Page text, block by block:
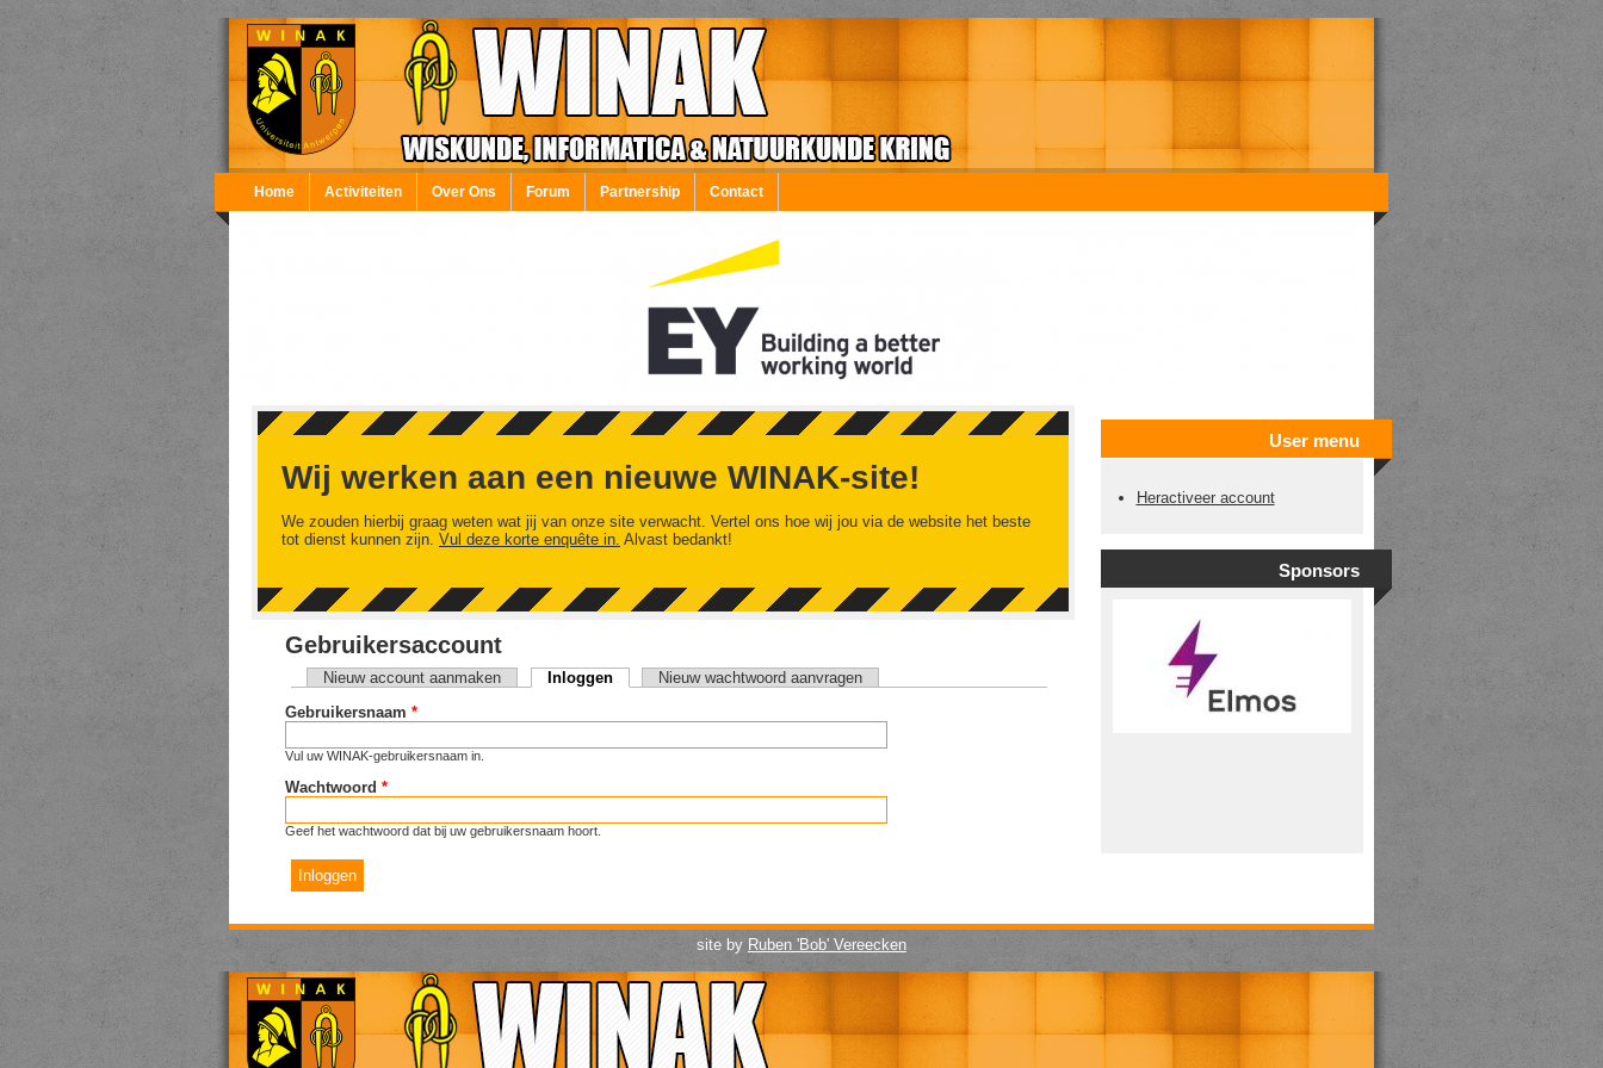
Overslaan en naar de inhoud gaan
Home Activiteiten Over Ons Forum Partnership Contact
Wij werken aan een nieuwe WINAK-site!
We zouden hierbij graag weten wat jij van onze site verwacht. Vertel ons hoe wij jou via de website het beste
tot dienst kunnen zijn. Vul deze korte enquête in. Alvast bedankt!
Gebruikersaccount
Primaire tabs
Nieuw account aanmaken Inloggen(actieve tabblad)
Nieuw wachtwoord aanvragen
Gebruikersnaam *
Vul uw WINAK-gebruikersnaam in.
Wachtwoord *
Geef het wachtwoord dat bij uw gebruikersnaam hoort.
User menu
Heractiveer account
Sponsors
site by Ruben 'Bob' Vereecken